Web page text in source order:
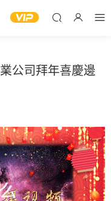
公司拜年喜慶邊